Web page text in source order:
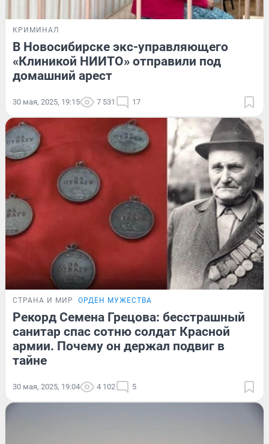
КРИМИНАЛ
В Новосибирске экс-управляющего
«Клиникой НИИТО» отправили под
домашний арест
30 мая, 2025, 19:15 7 531 17
СТРАНА И МИР ОРДЕН МУЖЕСТВА
Рекорд Семена Грецова: бесстрашный
санитар спас сотню солдат Красной
армии. Почему он держал подвиг в
тайне
30 мая, 2025, 19:04 4 102 5